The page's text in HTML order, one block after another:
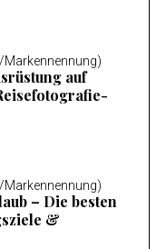
Markennennung)
auf
Markennennung)
– Die besten
&